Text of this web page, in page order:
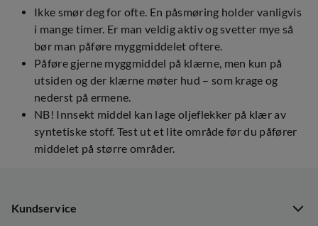
Ikke smør deg for ofte. En påsmøring holder vanligvis
i mange timer. Er man veldig aktiv og svetter mye så
bør man påføre myggmiddelet oftere.
Påføre gjerne myggmiddel på klærne, men kun på
utsiden og der klærne møter hud – som krage og
nederst på ermene.
NB! Innsekt middel kan lage oljeflekker på klær av
syntetiske stoff. Test ut et lite område før du påfører
middelet på større områder.
Kundservice